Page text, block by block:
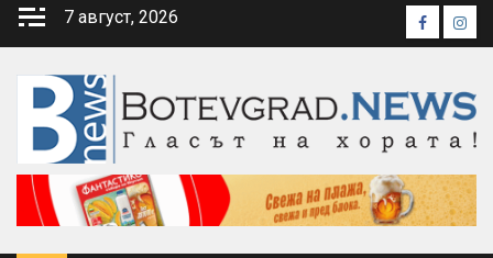
Skip
7 август, 2026 Facebook